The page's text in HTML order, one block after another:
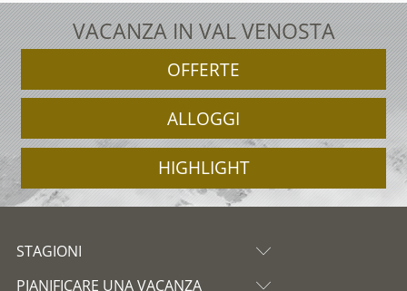
VACANZA IN VAL VENOSTA
OFFERTE
ALLOGGI
HIGHLIGHT
STAGIONI
PIANIFICARE UNA VACANZA